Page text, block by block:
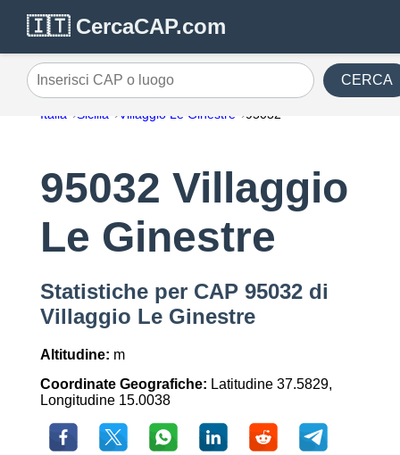
🇮🇹 CercaCAP.com
Inserisci CAP o luogo CERCA
Italia Sicilia Villaggio Le Ginestre 95032
95032 Villaggio
Le Ginestre
Statistiche per CAP 95032 di
Villaggio Le Ginestre
Altitudine: m
Coordinate Geografiche: Latitudine 37.5829,
Longitudine 15.0038